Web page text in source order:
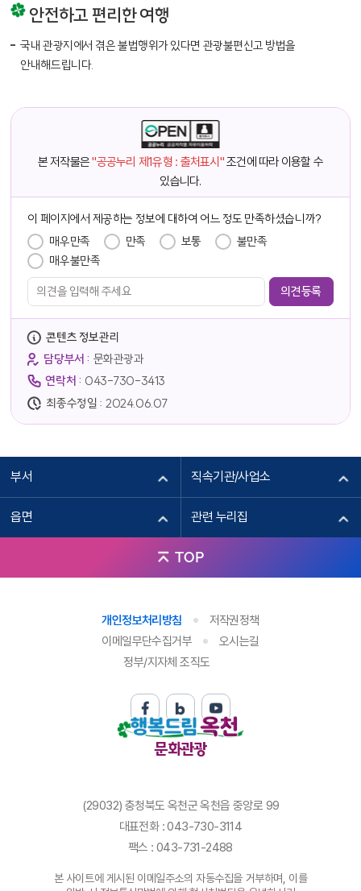
안전하고 편리한 여행
국내 관광지에서 겪은 불법행위가 있다면 관광불편신고 방법을
안내해드립니다.
본 저작물은"공공누리 제1유형 : 출처표시"조건에 따라 이용할 수
있습니다.
이 페이지에서 제공하는 정보에 대하여 어느 정도 만족하셨습니까?
매우만족 만족 보통
불만족
매우불만족
콘텐츠 정보관리
담당부서 : 문화관광과
연락처 : 043-730-3413
최종수정일 : 2024.06.07
부서 직속기관/사업소
읍면 관련 누리집
TOP
문화관광
개인정보처리방침
저작권정책
이메일무단수집거부
오시는길
정부/지자체 조직도
(29032) 충청북도 옥천군 옥천읍 중앙로 99
대표전화 : 043-730-3114
팩스 : 043-731-2488
본 사이트에 게시된 이메일주소의 자동수집을 거부하며, 이를